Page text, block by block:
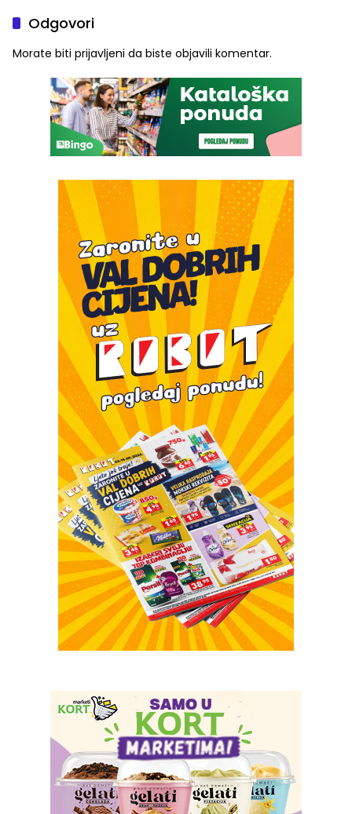
Odgovori
Morate biti prijavljeni da biste objavili komentar.